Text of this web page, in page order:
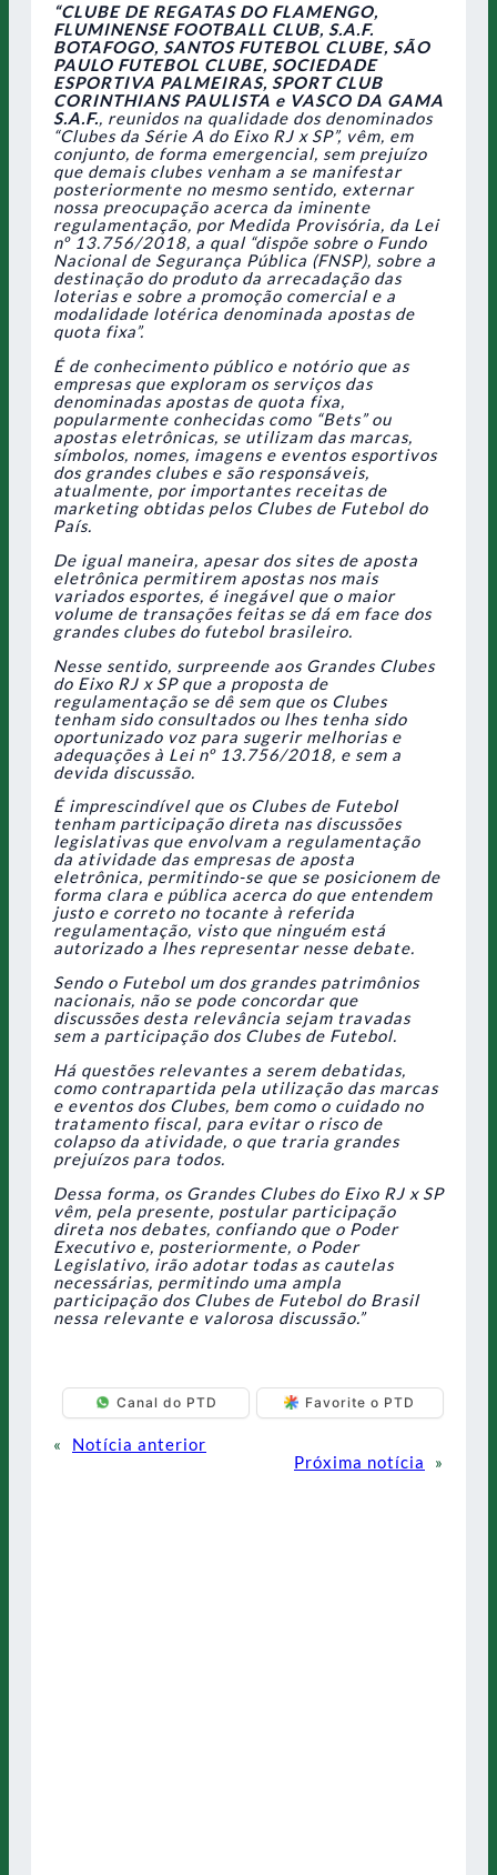
“CLUBE DE REGATAS DO FLAMENGO,
FLUMINENSE FOOTBALL CLUB, S.A.F.
BOTAFOGO, SANTOS FUTEBOL CLUBE, SÃO
PAULO FUTEBOL CLUBE, SOCIEDADE
ESPORTIVA PALMEIRAS, SPORT CLUB
CORINTHIANS PAULISTA e VASCO DA GAMA
S.A.F., reunidos na qualidade dos denominados
“Clubes da Série A do Eixo RJ x SP”, vêm, em
conjunto, de forma emergencial, sem prejuízo
que demais clubes venham a se manifestar
posteriormente no mesmo sentido, externar
nossa preocupação acerca da iminente
regulamentação, por Medida Provisória, da Lei
nº 13.756/2018, a qual “dispõe sobre o Fundo
Nacional de Segurança Pública (FNSP), sobre a
destinação do produto da arrecadação das
loterias e sobre a promoção comercial e a
modalidade lotérica denominada apostas de
quota fixa”.
É de conhecimento público e notório que as
empresas que exploram os serviços das
denominadas apostas de quota fixa,
popularmente conhecidas como “Bets” ou
apostas eletrônicas, se utilizam das marcas,
símbolos, nomes, imagens e eventos esportivos
dos grandes clubes e são responsáveis,
atualmente, por importantes receitas de
marketing obtidas pelos Clubes de Futebol do
País.
De igual maneira, apesar dos sites de aposta
eletrônica permitirem apostas nos mais
variados esportes, é inegável que o maior
volume de transações feitas se dá em face dos
grandes clubes do futebol brasileiro.
Nesse sentido, surpreende aos Grandes Clubes
do Eixo RJ x SP que a proposta de
regulamentação se dê sem que os Clubes
tenham sido consultados ou lhes tenha sido
oportunizado voz para sugerir melhorias e
adequações à Lei nº 13.756/2018, e sem a
devida discussão.
É imprescindível que os Clubes de Futebol
tenham participação direta nas discussões
legislativas que envolvam a regulamentação
da atividade das empresas de aposta
eletrônica, permitindo-se que se posicionem de
forma clara e pública acerca do que entendem
justo e correto no tocante à referida
regulamentação, visto que ninguém está
autorizado a lhes representar nesse debate.
Sendo o Futebol um dos grandes patrimônios
nacionais, não se pode concordar que
discussões desta relevância sejam travadas
sem a participação dos Clubes de Futebol.
Há questões relevantes a serem debatidas,
como contrapartida pela utilização das marcas
e eventos dos Clubes, bem como o cuidado no
tratamento fiscal, para evitar o risco de
colapso da atividade, o que traria grandes
prejuízos para todos.
Dessa forma, os Grandes Clubes do Eixo RJ x SP
vêm, pela presente, postular participação
direta nos debates, confiando que o Poder
Executivo e, posteriormente, o Poder
Legislativo, irão adotar todas as cautelas
necessárias, permitindo uma ampla
participação dos Clubes de Futebol do Brasil
nessa relevante e valorosa discussão.”
Canal do PTD Favorite o PTD
«
Notícia anterior
Próxima notícia
»